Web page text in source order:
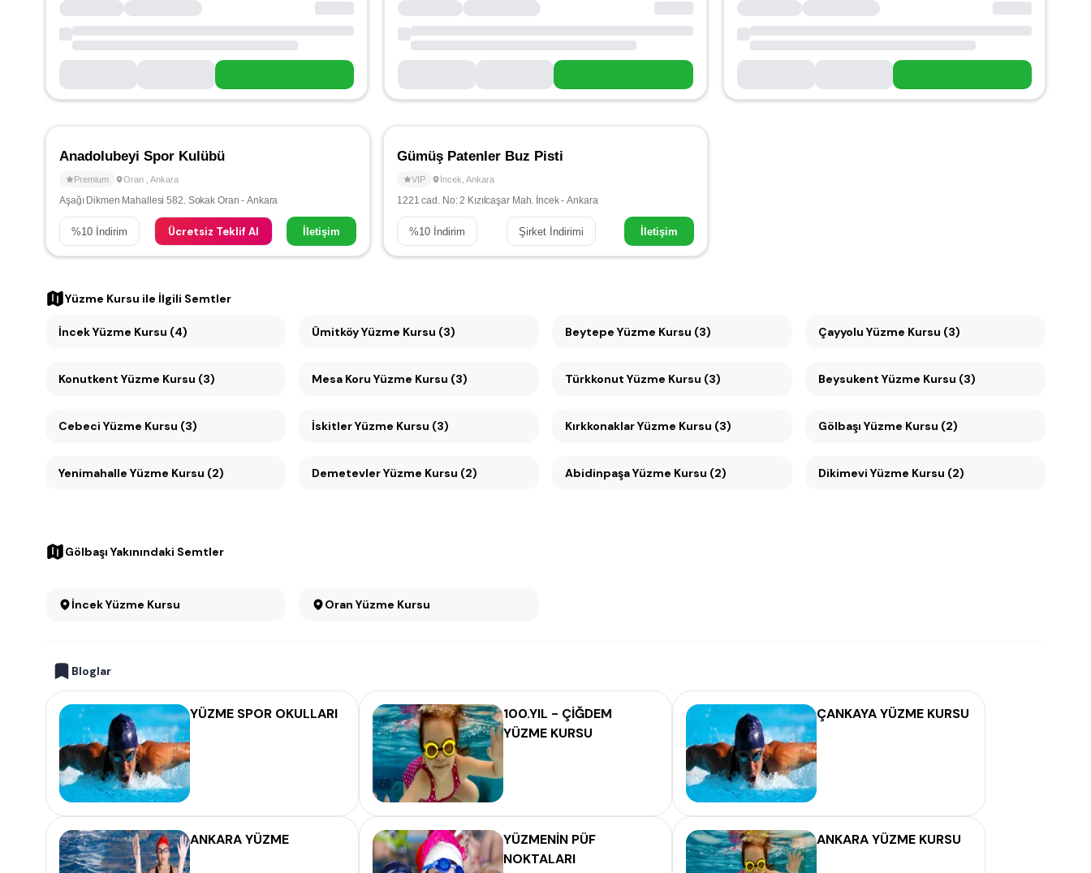
Anadolubeyi Spor Kulübü
Premium Oran Ankara
Aşağı Dikmen Mahallesi 582. Sokak Oran - Ankara
%10 İndirim Ücretsiz Teklif Al İletişim
Gümüş Patenler Buz Pisti
VIP İncek Ankara
1221 cad. No: 2 Kızılcaşar Mah. İncek - Ankara
%10 İndirim Şirket İndirimi İletişim
Yüzme Kursu ile İlgili Semtler
İncek Yüzme Kursu (4) Ümitköy Yüzme Kursu (3) Beytepe Yüzme Kursu (3) Çayyolu Yüzme Kursu (3)
Konutkent Yüzme Kursu (3) Mesa Koru Yüzme Kursu (3) Türkkonut Yüzme Kursu (3) Beysukent Yüzme Kursu (3)
Cebeci Yüzme Kursu (3) İskitler Yüzme Kursu (3) Kırkkonaklar Yüzme Kursu (3) Gölbaşı Yüzme Kursu (2)
Yenimahalle Yüzme Kursu (2) Demetevler Yüzme Kursu (2) Abidinpaşa Yüzme Kursu (2) Dikimevi Yüzme Kursu (2)
Gölbaşı Yakınındaki Semtler
İncek Yüzme Kursu Oran Yüzme Kursu
Bloglar
YÜZME SPOR OKULLARI
100.YIL - ÇİĞDEM
YÜZME KURSU
ÇANKAYA YÜZME KURSU
ANKARA YÜZME
YÜZMENİN PÜF
NOKTALARI
ANKARA YÜZME KURSU